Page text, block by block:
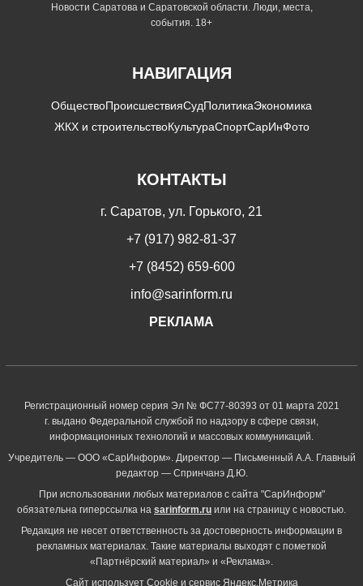
Новости Саратова и Саратовской области. Люди, места,
события. 18+
НАВИГАЦИЯ
ОбществоПроисшествияСудПолитикаЭкономика
ЖКХ и строительствоКультураСпортСарИнФото
КОНТАКТЫ
г. Саратов, ул. Горького, 21
+7 (917) 982-81-37
+7 (8452) 659-600
info@sarinform.ru
РЕКЛАМА
Регистрационный номер серия Эл № ФС77-80393 от 01 марта 2021
г. выдано Федеральной службой по надзору в сфере связи,
информационных технологий и массовых коммуникаций.
Учредитель — ООО «СарИнформ». Директор — Письменный А.А. Главный
редактор — Спринчанэ Д.Ю.
При использовании любых материалов с сайта "СарИнформ"
обязательна гиперссылка на sarinform.ru или на страницу с новостью.
Редакция не несет ответственность за достоверность информации в
рекламных материалах. Такие материалы выходят с пометкой
«Партнёрский материал» и «Реклама».
Сайт использует Cookie и сервиc Яндекс.Метрика